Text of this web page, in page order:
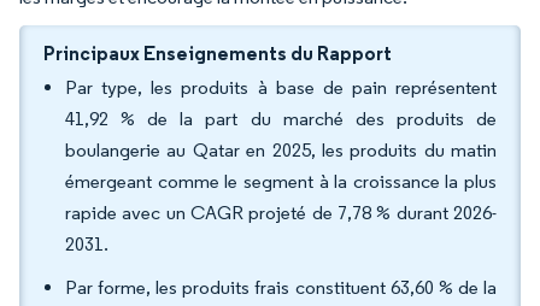
Principaux Enseignements du Rapport
Par type, les produits à base de pain représentent
41,92 % de la part du marché des produits de
boulangerie au Qatar en 2025, les produits du matin
émergeant comme le segment à la croissance la plus
rapide avec un CAGR projeté de 7,78 % durant 2026-
2031.
Par forme, les produits frais constituent 63,60 % de la